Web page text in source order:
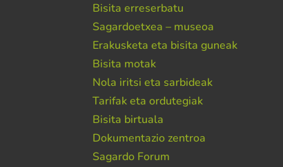
Bisita erreserbatu
Sagardoetxea – museoa
Erakusketa eta bisita guneak
Bisita motak
Nola iritsi eta sarbideak
Tarifak eta ordutegiak
Bisita birtuala
Dokumentazio zentroa
Sagardo Forum